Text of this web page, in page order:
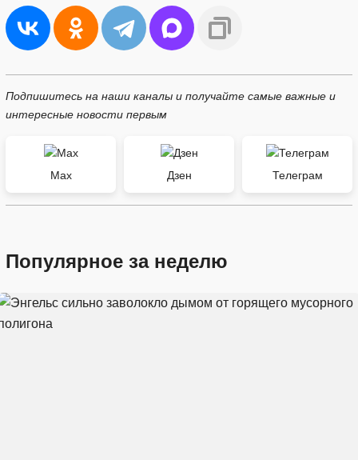
Подпишитесь на наши каналы и получайте самые важные и
интересные новости первым
Max Дзен Телеграм
Популярное за неделю